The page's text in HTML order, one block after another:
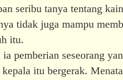
seribu tanya tentang
tidak juga mampu
itu.
pemberian seseorang
kepala itu bergerak.